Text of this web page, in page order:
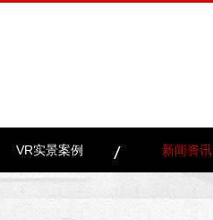
VR实景案例 新闻资讯